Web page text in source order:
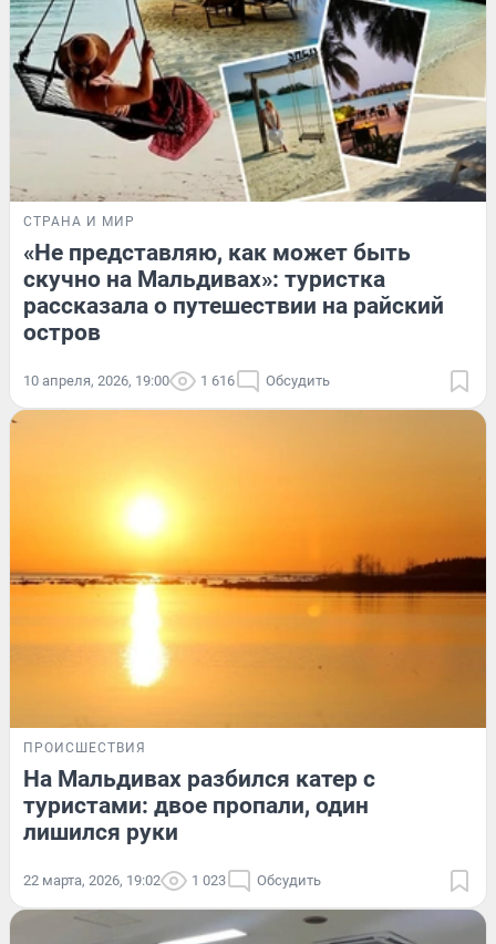
СТРАНА И МИР
«Не представляю, как может быть
скучно на Мальдивах»: туристка
рассказала о путешествии на райский
остров
10 апреля, 2026, 19:00 1 616 Обсудить
ПРОИСШЕСТВИЯ
На Мальдивах разбился катер с
туристами: двое пропали, один
лишился руки
22 марта, 2026, 19:02 1 023 Обсудить